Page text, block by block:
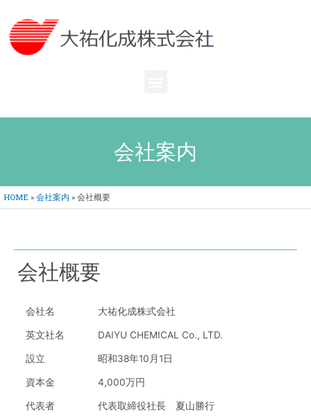
ー
会社案内
HOME » 会社案内 » 会社概要
会社概要
会社名 大祐化成株式会社
英文社名 DAIYU CHEMICAL Co., LTD.
設立 昭和38年10月1日
資本金 4,000万円
代表者 代表取締役社長 夏山勝行